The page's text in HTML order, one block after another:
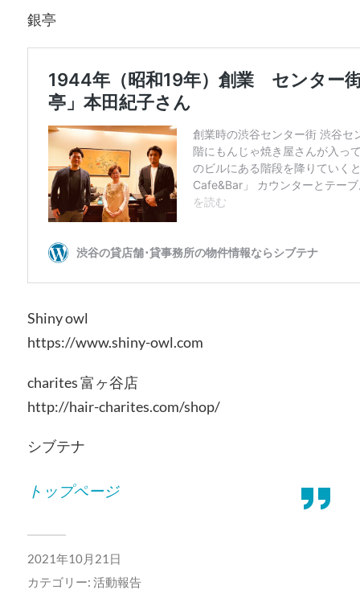
銀亭
Shiny owl
https://www.shiny-owl.com
charites 富ヶ谷店
http://hair-charites.com/shop/
シブテナ
トップページ
2021年10月21日
カテゴリー: 活動報告